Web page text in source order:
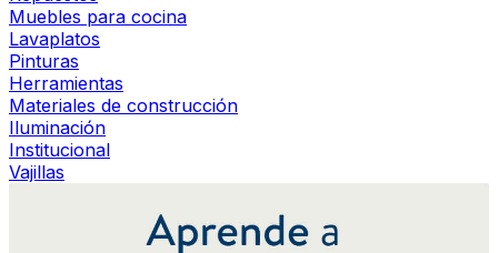
Muebles para cocina
Lavaplatos
Pinturas
Herramientas
Materiales de construcción
Iluminación
Institucional
Vajillas